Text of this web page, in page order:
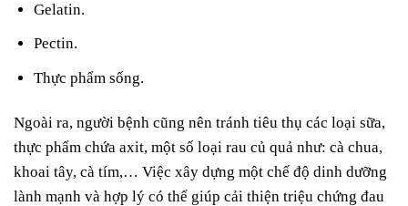
Gelatin.
Pectin.
Thực phẩm sống.
Ngoài ra, người bệnh cũng nên tránh tiêu thụ các loại sữa,
thực phẩm chứa axit, một số loại rau củ quả như: cà chua,
khoai tây, cà tím,… Việc xây dựng một chế độ dinh dưỡng
lành mạnh và hợp lý có thể giúp cải thiện triệu chứng đau